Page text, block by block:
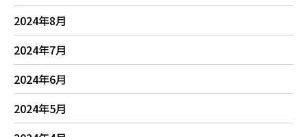
2024年8月
2024年7月
2024年6月
2024年5月